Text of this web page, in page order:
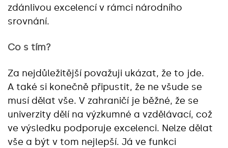
zdánlivou excelencí v rámci národního
srovnání.
Co s tím?
Za nejdůležitější považuji ukázat, že to jde.
A také si konečně připustit, že ne všude se
musí dělat vše. V zahraničí je běžné, že se
univerzity dělí na výzkumné a vzdělávací, což
ve výsledku podporuje excelenci. Nelze dělat
vše a být v tom nejlepší. Já ve funkci